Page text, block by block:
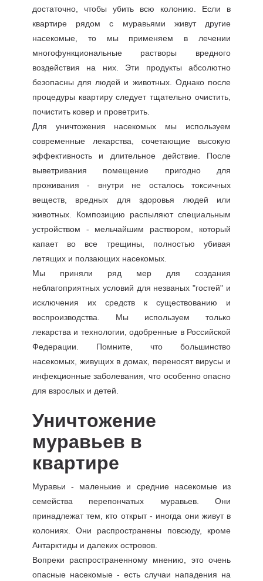
достаточно, чтобы убить всю колонию. Если в
квартире рядом с муравьями живут другие
насекомые, то мы применяем в лечении
многофункциональные растворы вредного
воздействия на них. Эти продукты абсолютно
безопасны для людей и животных. Однако после
процедуры квартиру следует тщательно очистить,
почистить ковер и проветрить.
Для уничтожения насекомых мы используем
современные лекарства, сочетающие высокую
эффективность и длительное действие. После
выветривания помещение пригодно для
проживания - внутри не осталось токсичных
веществ, вредных для здоровья людей или
животных. Композицию распыляют специальным
устройством - мельчайшим раствором, который
капает во все трещины, полностью убивая
летящих и ползающих насекомых.
Мы приняли ряд мер для создания
неблагоприятных условий для незваных "гостей" и
исключения их средств к существованию и
воспроизводства. Мы используем только
лекарства и технологии, одобренные в Российской
Федерации. Помните, что большинство
насекомых, живущих в домах, переносят вирусы и
инфекционные заболевания, что особенно опасно
для взрослых и детей.
Уничтожение
муравьев в
квартире
Муравьи - маленькие и средние насекомые из
семейства перепончатых муравьев. Они
принадлежат тем, кто открыт - иногда они живут в
колониях. Они распространены повсюду, кроме
Антарктиды и далеких островов.
Вопреки распространенному мнению, это очень
опасные насекомые - есть случаи нападения на